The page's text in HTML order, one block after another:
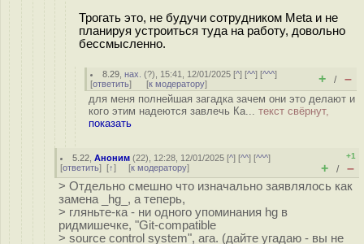
Трогать это, не будучи сотрудником Meta и не
планируя устроиться туда на работу, довольно
бессмысленно.
8.29 ,нах. (?), 15:41, 12/01/2025 [^] [^^] [^^^]
[ответить] [к модератору] + / –
для меня полнейшая загадка зачем они это делают и
кого этим надеются завлечь Ка... текст свёрнут,
показать
5.22 ,Аноним (22), 12:28, 12/01/2025 [^] [^^] [^^^]
[ответить] [↑] [к модератору]
+1
+ / –
> Отдельно смешно что изначально заявлялось как
замена _hg_, а теперь,
> гляньте-ка - ни одного упоминания hg в
ридмишечке, "Git-compatible
> source control system", ага. (дайте угадаю - вы не